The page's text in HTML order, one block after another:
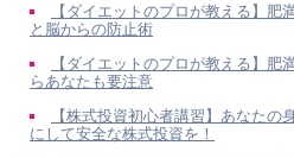
【ダイエットのプロが教える】
と脳からの防止術
【ダイエットのプロが教える】肥
らあなたも要注意
【株式投資初心者講習】あなた
にして安全な株式投資を！